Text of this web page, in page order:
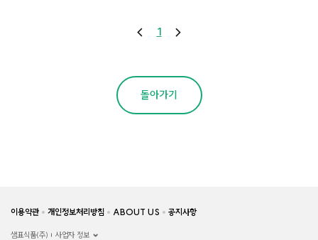
1
돌아가기
이용약관 개인정보처리방침 ABOUT US 공지사항
샘표식품(주) 사업자 정보